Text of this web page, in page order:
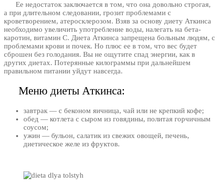
Ее недостаток заключается в том, что она довольно строгая,
а при длительном следовании, грозит проблемами с
кроветворением, атеросклерозом. Взяв за основу диету Аткинса
необходимо увеличить употребление воды, налегать на бета-
каротин, витамин С. Диета Аткинса запрещена больным людям, с
проблемами крови и почек. Но плюс ее в том, что вес будет
сброшен без голодания. Вы не ощутите спад энергии, как в
других диетах. Потерянные килограммы при дальнейшем
правильном питании уйдут навсегда.
Меню диеты Аткинса:
завтрак — с беконом яичница, чай или не крепкий кофе;
обед — котлета с сыром из говядины, политая горчичным
соусом;
ужин — бульон, салатик из свежих овощей, печень,
диетическое желе из фруктов.